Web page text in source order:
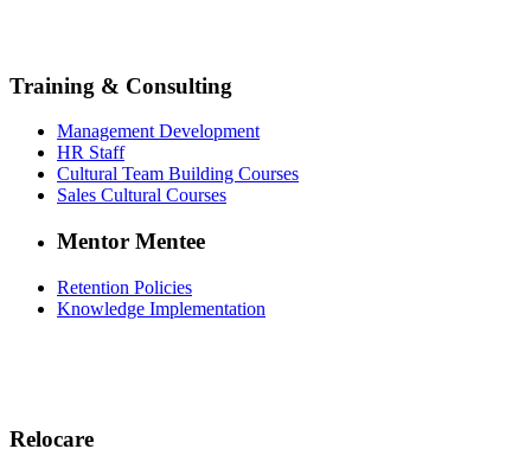
Training & Consulting
Management Development
HR Staff
Cultural Team Building Courses
Sales Cultural Courses
Mentor Mentee
Retention Policies
Knowledge Implementation
Relocare